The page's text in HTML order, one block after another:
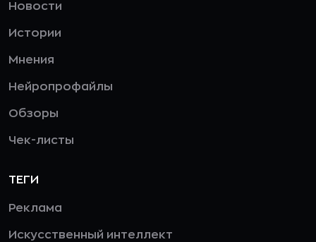
Новости
Истории
Мнения
Нейропрофайлы
Обзоры
Чек-листы
ТЕГИ
Реклама
Искусственный интеллект